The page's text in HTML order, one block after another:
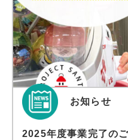
お知らせ
2025年度事業完了の